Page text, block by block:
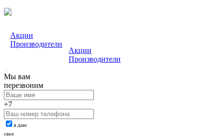
Акции
Производители
Акции
Производители
Мы вам
перезвоним
+7
я даю
свое